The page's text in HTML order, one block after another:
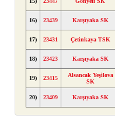
16) 23439 Karşıyaka SK
17) 23431 Çetinkaya TSK
18) 23423 Karşıyaka SK
19) 23415
Alsancak Yeşilova
SK
20) 23409 Karşıyaka SK